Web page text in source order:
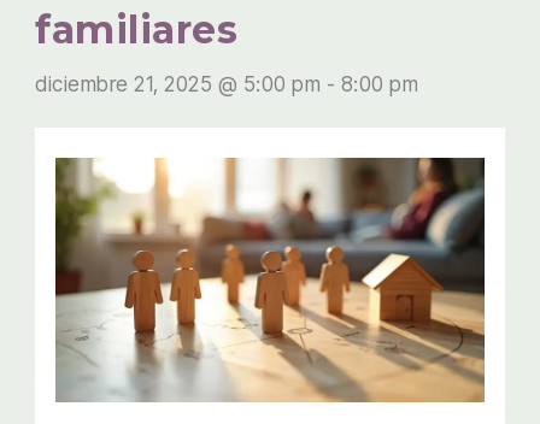
familiares
diciembre 21, 2025 @ 5:00 pm - 8:00 pm